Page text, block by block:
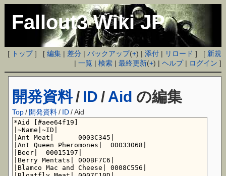
Fallout3 Wiki JP
[ トップ] [編集 | 差分 |バックアップ(+) |添付 | リロード ] [ 新規
|一覧 |検索 |最終更新(+) |ヘルプ| ログイン ]
開発資料 / ID / Aid の編集
Top /開発資料/ ID/ Aid